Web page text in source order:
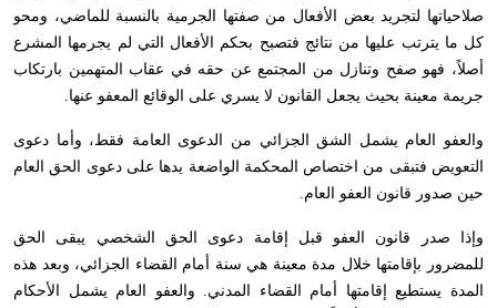
صلاحياتها لتجريد بعض الأفعال من صفتها الجرمية بالنسبة للماضي، ومحو
كل ما يترتب عليها من نتائج فتصبح بحكم الأفعال التي لم يجرمها المشرع
أصلاً، فهو صفح وتنازل من المجتمع عن حقه في عقاب المتهمين بارتكاب
جريمة معينة بحيث يجعل القانون لا يسري على الوقائع المعفو عنها.
والعفو العام يشمل الشق الجزائي من الدعوى العامة فقط، وأما دعوى
التعويض فتبقى من اختصاص المحكمة الواضعة يدها على دعوى الحق العام
حين صدور قانون العفو العام.
وإذا صدر قانون العفو قبل إقامة دعوى الحق الشخصي يبقى الحق
للمضرور بإقامتها خلال مدة معينة هي سنة أمام القضاء الجزائي، وبعد هذه
المدة يستطيع إقامتها أمام القضاء المدني. والعفو العام يشمل الأحكام